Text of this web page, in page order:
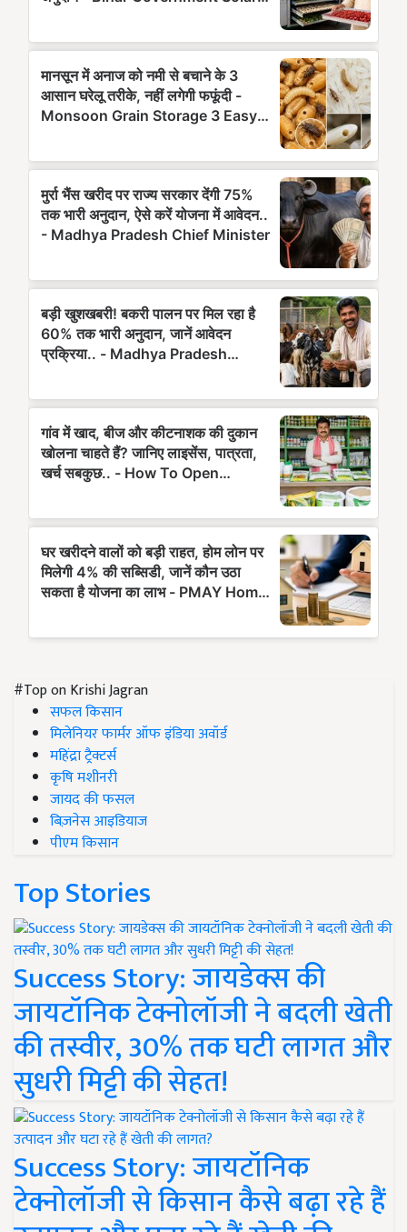
#Top on Krishi Jagran
सफल किसान
मिलेनियर फार्मर ऑफ इंडिया अवॉर्ड
महिंद्रा ट्रैक्टर्स
कृषि मशीनरी
जायद की फसल
बिज़नेस आइडियाज
पीएम किसान
Top Stories
Success Story: जायडेक्स की
जायटॉनिक टेक्नोलॉजी ने बदली खेती
की तस्वीर, 30% तक घटी लागत और
सुधरी मिट्टी की सेहत!
Success Story: जायटॉनिक
टेक्नोलॉजी से किसान कैसे बढ़ा रहे हैं